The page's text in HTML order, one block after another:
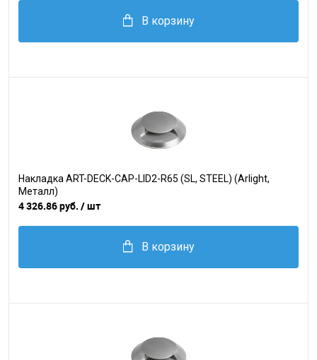
В корзину
Накладка ART-DECK-CAP-LID2-R65 (SL, STEEL) (Arlight,
Металл)
4 326.86 руб. / шт
В корзину